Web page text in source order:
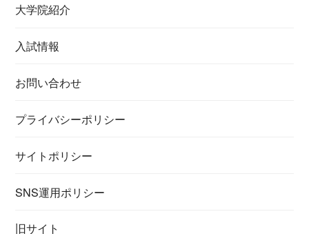
大学院紹介
入試情報
お問い合わせ
プライバシーポリシー
サイトポリシー
SNS運用ポリシー
旧サイト